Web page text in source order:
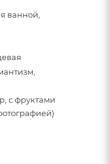
ванной,
с фруктами